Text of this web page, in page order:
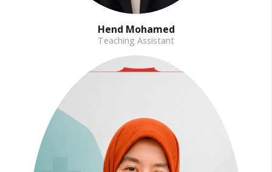
Hend Mohamed
Teaching Assistant